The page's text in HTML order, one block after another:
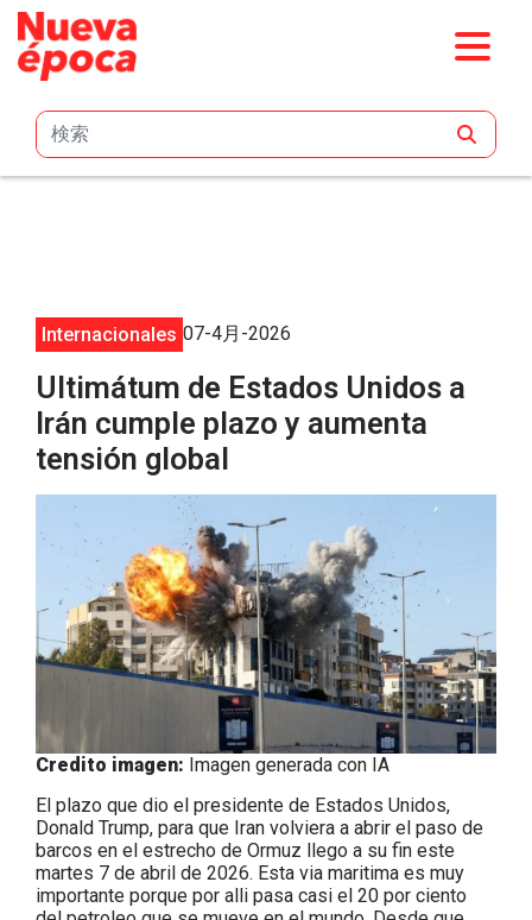
メインコンテンツにスキップ
Internacionales 07-4月-2026
Ultimátum de Estados Unidos a
Irán cumple plazo y aumenta
tensión global
Credito imagen: Imagen generada con IA
El plazo que dio el presidente de Estados Unidos,
Donald Trump, para que Iran volviera a abrir el paso de
barcos en el estrecho de Ormuz llego a su fin este
martes 7 de abril de 2026. Esta via maritima es muy
importante porque por alli pasa casi el 20 por ciento